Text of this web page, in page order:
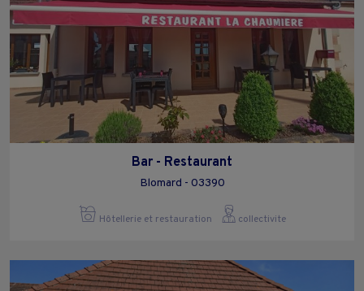
Bar - Restaurant
Blomard - 03390
Hôtellerie et restauration collectivite